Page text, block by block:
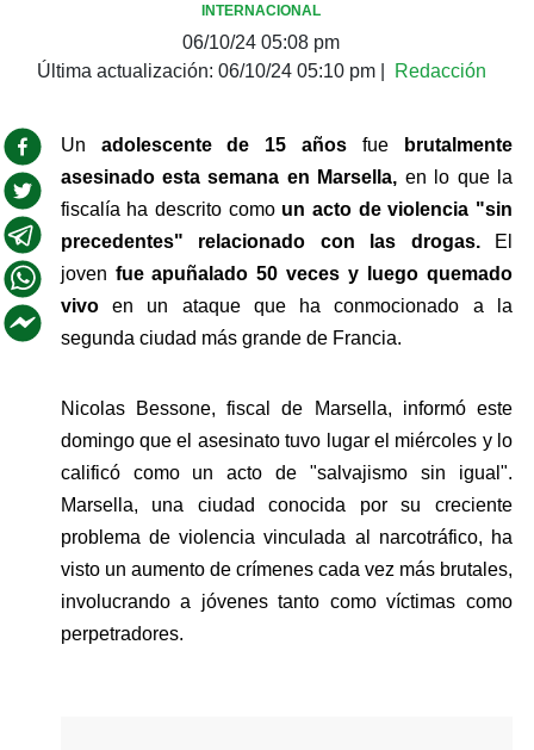
INTERNACIONAL
06/10/24 05:08 pm
Última actualización: 06/10/24 05:10 pm| Redacción
Un adolescente de 15 años fue
brutalmente
asesinado esta semana en Marsella, en lo que la
fiscalía ha descrito como un acto de violencia "sin
precedentes" relacionado con las drogas.
El
joven fue apuñalado 50 veces y luego quemado
vivo en un ataque que ha conmocionado a la
segunda ciudad más grande de Francia.
Nicolas Bessone, fiscal de Marsella, informó este
domingo que el asesinato tuvo lugar el miércoles y lo
calificó como un acto de "salvajismo sin igual".
Marsella, una ciudad conocida por su creciente
problema de violencia vinculada al narcotráfico, ha
visto un aumento de crímenes cada vez más brutales,
involucrando a jóvenes tanto como víctimas como
perpetradores.